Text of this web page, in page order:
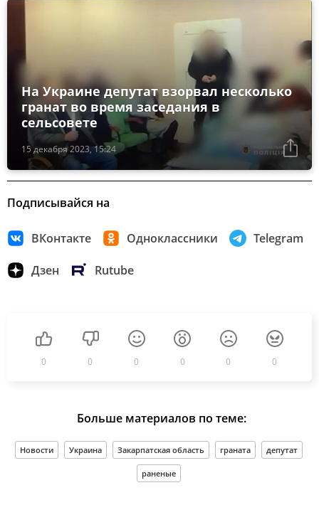
15 декабря 2023, 15:24
На Украине депутат взорвал несколько
гранат во время заседания в
сельсовете
Подписывайся на
ВКонтакте Одноклассники Telegram
Дзен Rutube
0 0 0 0 0 0
Больше материалов по теме:
Новости Украина Закарпатская область граната депутат
раненые